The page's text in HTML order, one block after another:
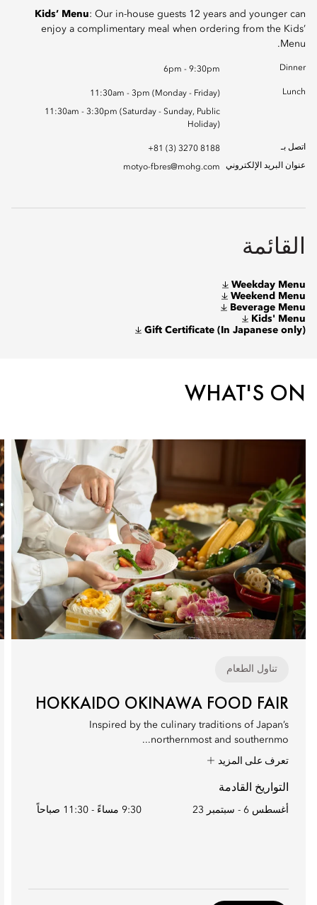
Kids’ Menu: Our in-house guests 12 years and younger can
enjoy a complimentary meal when ordering from the Kids’
Menu.
Dinner
6pm - 9:30pm
Lunch
11:30am - 3pm (Monday - Friday)
11:30am - 3:30pm (Saturday - Sunday, Public
Holiday)
اتصل بـ
+81 (3) 3270 8188
عنوان البريد الإلكتروني
motyo-fbres@mohg.com
القائمة
Weekday Menu
Weekend Menu
Beverage Menu
Kids' Menu
Gift Certificate (In Japanese only)
WHAT'S ON
تناول الطعام
HOKKAIDO OKINAWA FOOD FAIR
Inspired by the culinary traditions of Japan’s
northernmost and southernmo...
تعرف على المزيد
التواريخ القادمة
أغسطس 6 - سبتمبر 23 11:30 صباحاً - 9:30 مساءً